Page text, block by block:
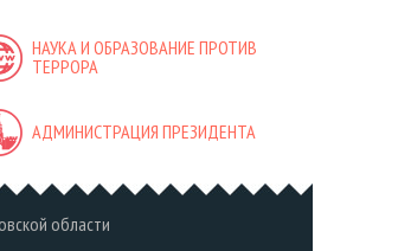
НАУКА И ОБРАЗОВАНИЕ ПРОТИВ
ТЕРРОРА
АДМИНИСТРАЦИЯ ПРЕЗИДЕНТА
области